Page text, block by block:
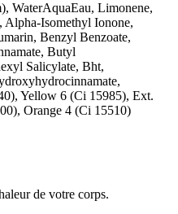
WaterAquaEau, Limonene,
Isomethyl Ionone,
Benzyl Benzoate,
Butyl
Salicylate, Bht,
Yellow 6 (Ci 15985), Ext.
Orange 4 (Ci 15510)
de votre corps.